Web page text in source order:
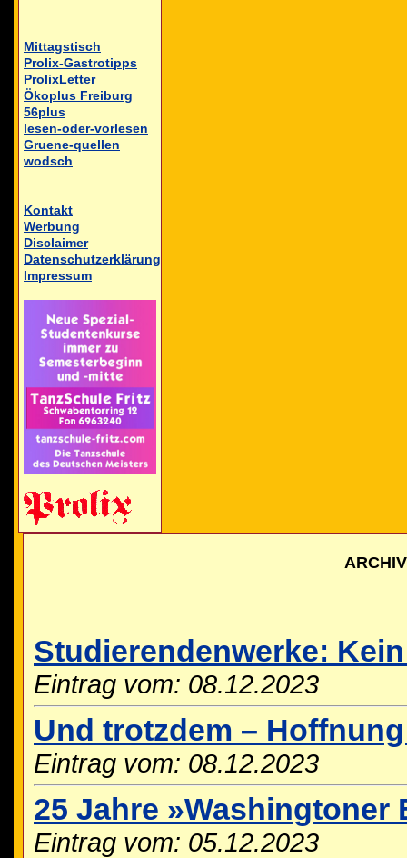
Mittagstisch
Prolix-Gastrotipps
ProlixLetter
Ökoplus Freiburg
56plus
lesen-oder-vorlesen
Gruene-quellen
wodsch
Kontakt
Werbung
Disclaimer
Datenschutzerklärung
Impressum
ARCHIV
Studierendenwerke:
Eintrag vom: 08.12.2023
Und trotzdem –
Eintrag vom: 08.12.2023
25 Jahre »Washingtoner
Eintrag vom: 05.12.2023